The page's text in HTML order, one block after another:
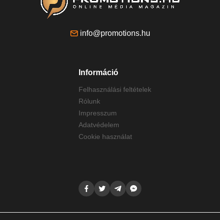
info@promotions.hu
Információ
Felhasználási feltételek
Rólunk
Impresszum
Adatvédelem
Cookie használat